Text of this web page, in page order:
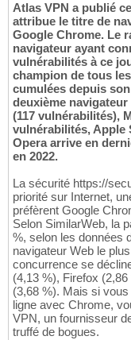
Atlas VPN a publié
attribue le titre de
Google Chrome. Le
navigateur ayant
vulnérabilités à ce
champion de tous
cumulées depuis
deuxième
(117 vulnérabilités),
vulnérabilités, Apple
Opera arrive en
en 2022.
La sécurité https://
priorité sur Internet,
préfèrent Google
Selon SimilarWeb, la
%, selon les données
navigateur Web le
concurrence se
(4,13 %), Firefox
(3,68 %). Mais si
ligne avec Chrome,
VPN, un fournisseur
truffé de bogues.